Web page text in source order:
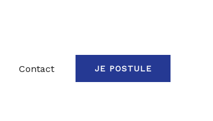
Contact JE POSTULE